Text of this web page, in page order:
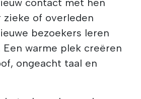
contact met hen
zieke of overleden
bezoekers leren
warme plek creëren
ongeacht taal en